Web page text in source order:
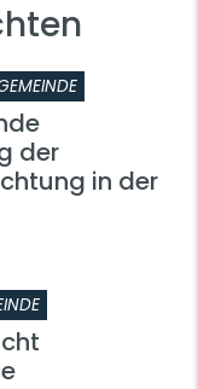
der
in der